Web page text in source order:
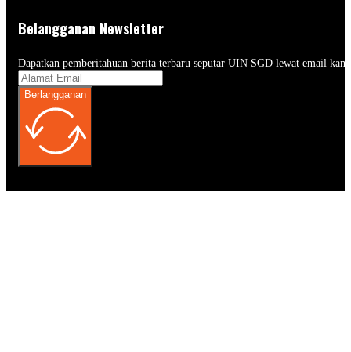
Belangganan Newsletter
Dapatkan pemberitahuan berita terbaru seputar UIN SGD lewat email
Berlangganan